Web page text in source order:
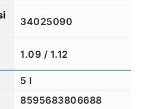
34025090
1.09 / 1.12
5 l
8595683806688